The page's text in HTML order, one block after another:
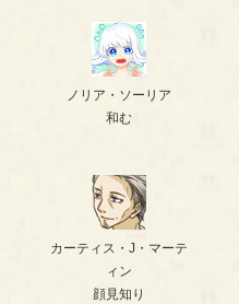
ノリア・ソーリア
和む
カーティス・J・マーテ
ィン
顔見知り